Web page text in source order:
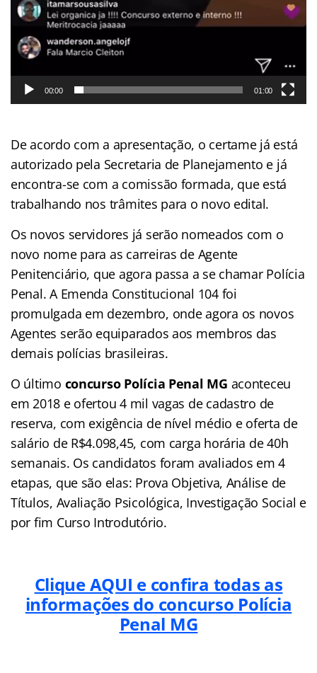
00:00 01:00
De acordo com a apresentação, o certame já está
autorizado pela Secretaria de Planejamento e já
encontra-se com a comissão formada, que está
trabalhando nos trâmites para o novo edital.
Os novos servidores já serão nomeados com o
novo nome para as carreiras de Agente
Penitenciário, que agora passa a se chamar Polícia
Penal. A Emenda Constitucional 104 foi
promulgada em dezembro, onde agora os novos
Agentes serão equiparados aos membros das
demais polícias brasileiras.
O último concurso Polícia Penal MG aconteceu
em 2018 e ofertou 4 mil vagas de cadastro de
reserva, com exigência de nível médio e oferta de
salário de R$4.098,45, com carga horária de 40h
semanais. Os candidatos foram avaliados em 4
etapas, que são elas: Prova Objetiva, Análise de
Títulos, Avaliação Psicológica, Investigação Social e
por fim Curso Introdutório.
Clique AQUI e confira todas as
informações do concurso Polícia
Penal MG